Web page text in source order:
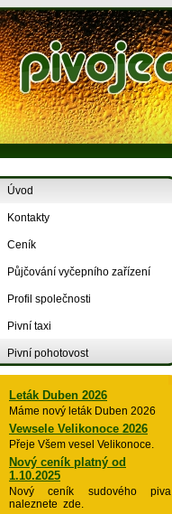
Úvod
Kontakty
Ceník
Půjčování vyčepního zařízení
Profil společnosti
Pivní taxi
Pivní pohotovost
Leták Duben 2026
Máme nový leták Duben 2026
Vewsele Velikonoce 2026
Přeje Všem vesel Velikonoce.
Nový ceník platný od
1.10.2025
Nový ceník sudového piva
naleznete zde.